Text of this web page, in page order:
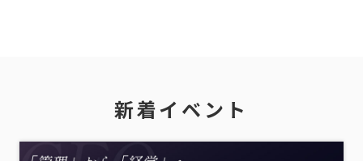
新着イベント